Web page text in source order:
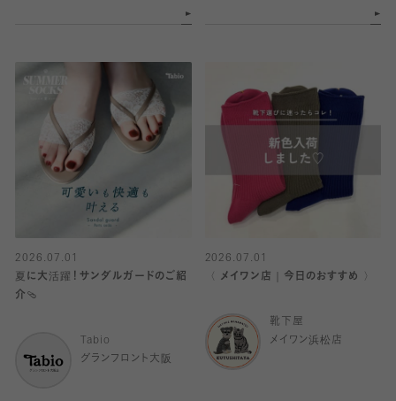
2026.07.01
夏に大活躍！サンダルガードのご紹
介🩴
Tabio
グランフロント大阪
2026.07.01
〈 メイワン店｜今日のおすすめ 〉
靴下屋
メイワン浜松店